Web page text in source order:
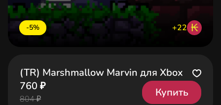
-5% +22 ₭
(TR) Marshmallow Marvin для Xbox
760 ₽
804 ₽
Купить